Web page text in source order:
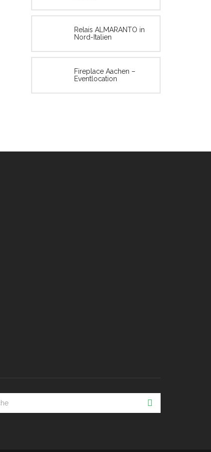
Relais ALMARANTO in
Nord-Italien
Fireplace Aachen –
Eventlocation